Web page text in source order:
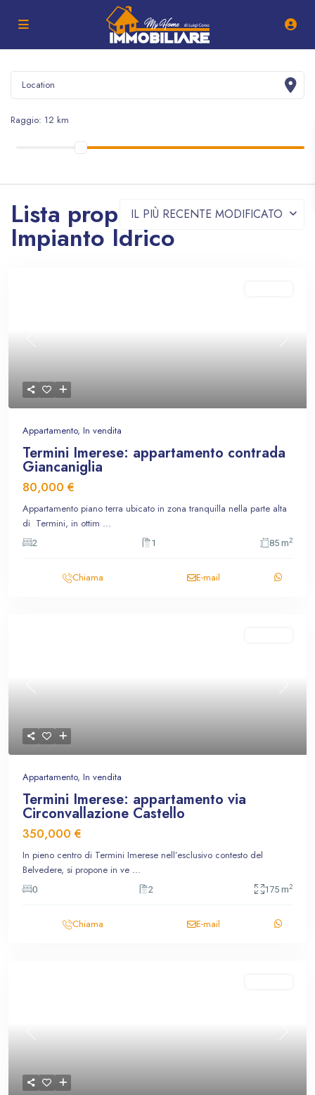
Raggio: 12 km
IL PIÙ RECENTE MODIFICATO
Lista proprietà -
Impianto Idrico
Appartamento, In vendita
Termini Imerese: appartamento contrada
Giancaniglia
80,000 €
Appartamento piano terra ubicato in zona tranquilla nella parte alta
di Termini, in ottim ...
2 1 85 m2
Chiama E-mail
Appartamento, In vendita
Termini Imerese: appartamento via
Circonvallazione Castello
350,000 €
In pieno centro di Termini Imerese nell’esclusivo contesto del
Belvedere, si propone in ve ...
0 2 175 m2
Chiama E-mail